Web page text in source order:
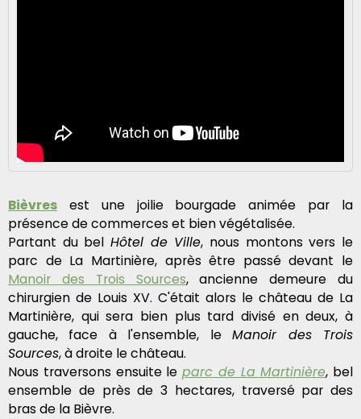
Bièvres est une joilie bourgade animée par la
présence de commerces et bien végétalisée.
Partant du bel Hôtel de Ville, nous montons vers le
parc de La Martinière, après être passé devant le
Manoir des Trois Sources, ancienne demeure du
chirurgien de Louis XV. C'était alors le château de La
Martinière, qui sera bien plus tard divisé en deux, à
gauche, face à l'ensemble, leManoir des Trois
Sources, à droite le château.
Nous traversons ensuite le parc de La Martinière, bel
ensemble de près de 3 hectares, traversé par des
bras de la Bièvre.